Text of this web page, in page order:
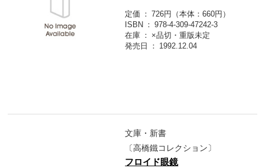
定価
726円（本体：660円）
ISBN
978-4-309-47242-3
在庫
×品切・重版未定
発売日
1992.12.04
文庫・新書
〔高橋鐵コレクション〕
フロイド眼鏡